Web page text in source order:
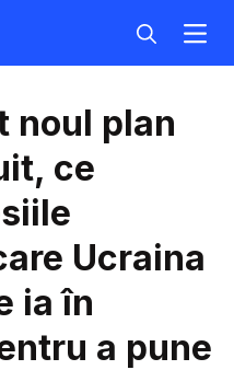
noul plan
ce
Ucraina
ia în
a pune